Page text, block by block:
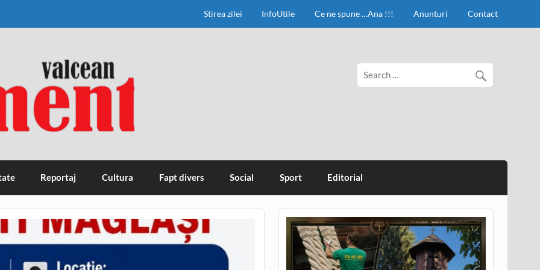
Stirea zilei InfoUtile Ce ne spune …Ana !!! Anunturi Contact
Reportaj Cultura Fapt divers Social Sport Editorial